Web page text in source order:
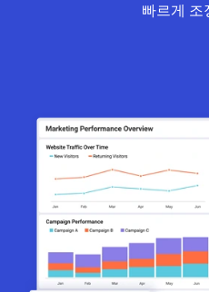
빠르게 조